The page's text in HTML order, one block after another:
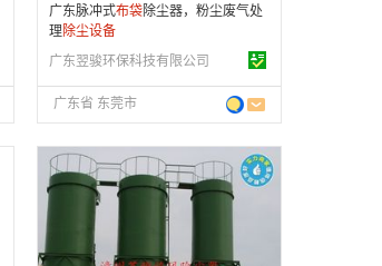
广东脉冲式布袋除尘器，粉尘废气处
理除尘设备
广东翌骏环保科技有限公司
广东省 东莞市
会员注册：
第 8 年